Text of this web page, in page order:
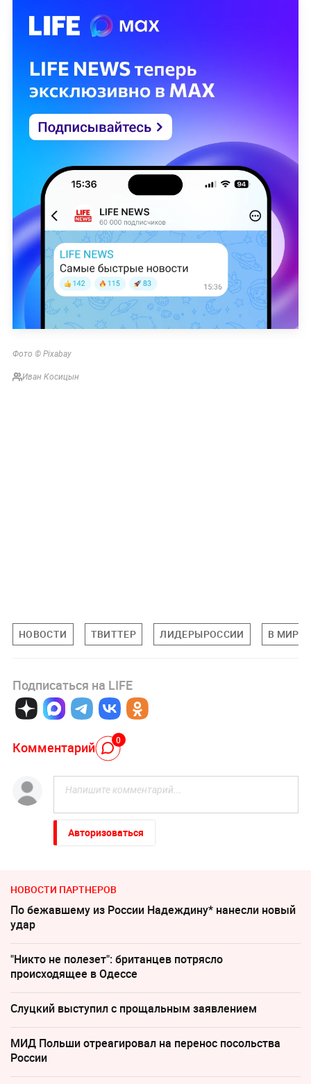
Фото © Pixabay
Иван Косицын
НОВОСТИ ТВИТТЕР ЛИДЕРЫРОССИИ В МИРЕ
Подписаться на LIFE
Комментарий 0
Авторизоваться
НОВОСТИ ПАРТНЕРОВ
По бежавшему из России Надеждину* нанесли новый
удар
"Никто не полезет": британцев потрясло
происходящее в Одессе
Слуцкий выступил с прощальным заявлением
МИД Польши отреагировал на перенос посольства
России